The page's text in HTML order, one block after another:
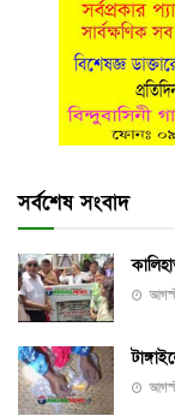
সর্বশেষ সংবাদ